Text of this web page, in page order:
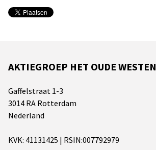
AKTIEGROEP HET OUDE WESTEN
Gaffelstraat 1-3
3014 RA Rotterdam
Nederland
KVK: 41131425 | RSIN:007792979